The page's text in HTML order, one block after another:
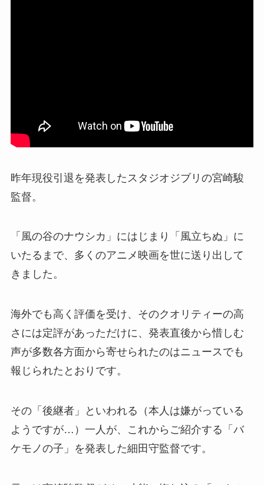
昨年現役引退を発表したスタジオジブリの宮崎駿
監督。
「風の谷のナウシカ」にはじまり「風立ちぬ」に
いたるまで、多くのアニメ映画を世に送り出して
きました。
海外でも高く評価を受け、そのクオリティーの高
さには定評があっただけに、発表直後から惜しむ
声が多数各方面から寄せられたのはニュースでも
報じられたとおりです。
その「後継者」といわれる（本人は嫌がっている
ようですが…）一人が、これからご紹介する「バ
ケモノの子」を発表した細田守監督です。